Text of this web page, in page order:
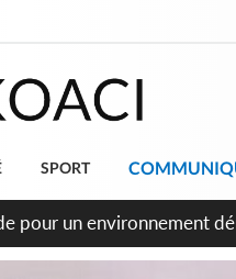
SPORT
seront disponibles